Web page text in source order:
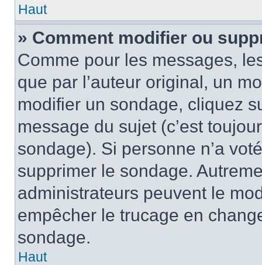
Haut
» Comment modifier ou
Comme pour les messages,
que par l’auteur original, un
modifier un sondage, cliquez
message du sujet (c’est
sondage). Si personne n’a
supprimer le sondage.
administrateurs peuvent le
empêcher le trucage en
sondage.
Haut